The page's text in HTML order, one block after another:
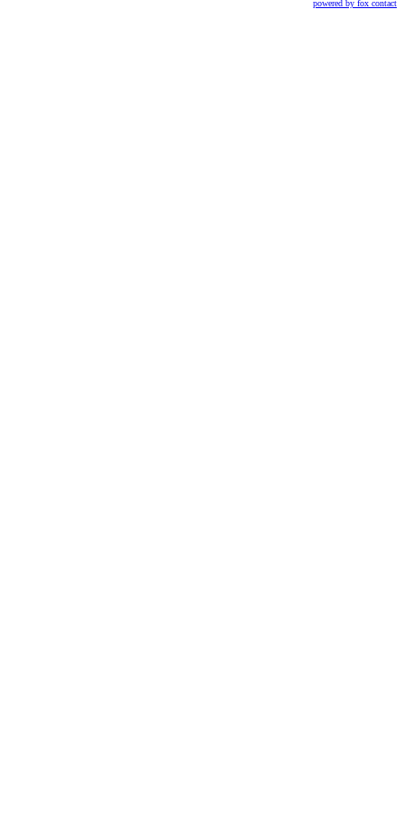
powered by fox contact